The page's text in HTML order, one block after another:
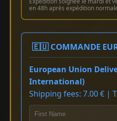
en 48h après expédition
🇪🇺 COMMANDE
European Union
International)
Shipping fees: 7.00 € |